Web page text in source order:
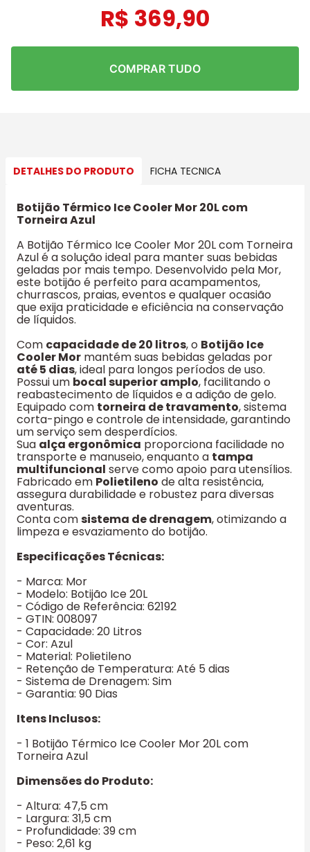
R$ 369,90
COMPRAR TUDO
DETALHES DO PRODUTO FICHA TECNICA
Botijão Térmico Ice Cooler Mor 20L com
Torneira Azul
A Botijão Térmico Ice Cooler Mor 20L com Torneira
Azul é a solução ideal para manter suas bebidas
geladas por mais tempo. Desenvolvido pela Mor,
este botijão é perfeito para acampamentos,
churrascos, praias, eventos e qualquer ocasião
que exija praticidade e eficiência na conservação
de líquidos.
Com capacidade de 20 litros, o Botijão Ice
Cooler Mor mantém suas bebidas geladas por
até 5 dias, ideal para longos períodos de uso.
Possui um bocal superior amplo, facilitando o
reabastecimento de líquidos e a adição de gelo.
Equipado com torneira de travamento, sistema
corta-pingo e controle de intensidade, garantindo
um serviço sem desperdícios.
Sua alça ergonômica proporciona facilidade no
transporte e manuseio, enquanto a tampa
multifuncional serve como apoio para utensílios.
Fabricado em Polietileno de alta resistência,
assegura durabilidade e robustez para diversas
aventuras.
Conta comsistema de drenagem, otimizando a
limpeza e esvaziamento do botijão.
Especificações Técnicas:
- Marca: Mor
- Modelo: Botijão Ice 20L
- Código de Referência: 62192
- GTIN: 008097
- Capacidade: 20 Litros
- Cor: Azul
- Material: Polietileno
- Retenção de Temperatura: Até 5 dias
- Sistema de Drenagem: Sim
- Garantia: 90 Dias
Itens Inclusos:
- 1 Botijão Térmico Ice Cooler Mor 20L com
Torneira Azul
Dimensões do Produto:
- Altura: 47,5 cm
- Largura: 31,5 cm
- Profundidade: 39 cm
- Peso: 2,61 kg